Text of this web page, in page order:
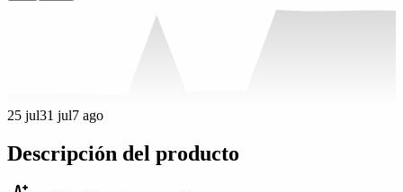
25 jul31 jul7 ago
Descripción del producto